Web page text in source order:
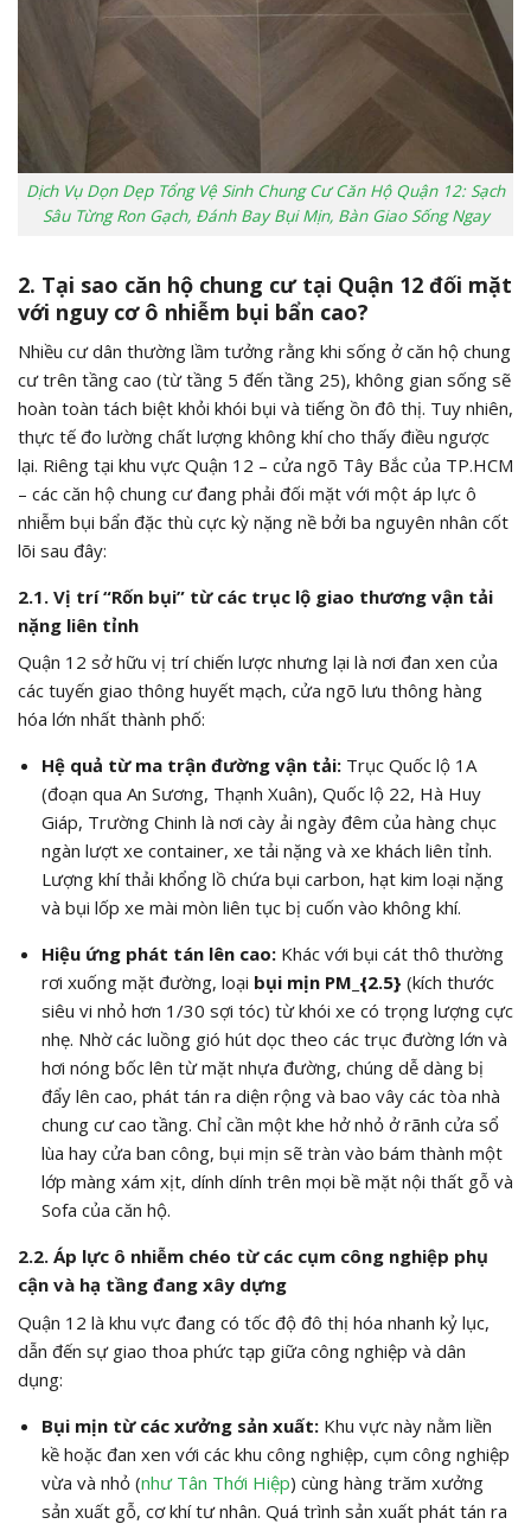
Dịch Vụ Dọn Dẹp Tổng Vệ Sinh Chung Cư Căn Hộ Quận 12: Sạch
Sâu Từng Ron Gạch, Đánh Bay Bụi Mịn, Bàn Giao Sống Ngay
2. Tại sao căn hộ chung cư tại Quận 12 đối mặt
với nguy cơ ô nhiễm bụi bẩn cao?
Nhiều cư dân thường lầm tưởng rằng khi sống ở căn hộ chung
cư trên tầng cao (từ tầng 5 đến tầng 25), không gian sống sẽ
hoàn toàn tách biệt khỏi khói bụi và tiếng ồn đô thị. Tuy nhiên,
thực tế đo lường chất lượng không khí cho thấy điều ngược
lại. Riêng tại khu vực Quận 12 – cửa ngõ Tây Bắc của TP.HCM
– các căn hộ chung cư đang phải đối mặt với một áp lực ô
nhiễm bụi bẩn đặc thù cực kỳ nặng nề bởi ba nguyên nhân cốt
lõi sau đây:
2.1. Vị trí “Rốn bụi” từ các trục lộ giao thương vận tải
nặng liên tỉnh
Quận 12 sở hữu vị trí chiến lược nhưng lại là nơi đan xen của
các tuyến giao thông huyết mạch, cửa ngõ lưu thông hàng
hóa lớn nhất thành phố:
Hệ quả từ ma trận đường vận tải:Trục Quốc lộ 1A
(đoạn qua An Sương, Thạnh Xuân), Quốc lộ 22, Hà Huy
Giáp, Trường Chinh là nơi cày ải ngày đêm của hàng chục
ngàn lượt xe container, xe tải nặng và xe khách liên tỉnh.
Lượng khí thải khổng lồ chứa bụi carbon, hạt kim loại nặng
và bụi lốp xe mài mòn liên tục bị cuốn vào không khí.
Hiệu ứng phát tán lên cao:Khác với bụi cát thô thường
rơi xuống mặt đường, loại bụi mịn PM_{2.5} (kích thước
siêu vi nhỏ hơn 1/30 sợi tóc) từ khói xe có trọng lượng cực
nhẹ. Nhờ các luồng gió hút dọc theo các trục đường lớn và
hơi nóng bốc lên từ mặt nhựa đường, chúng dễ dàng bị
đẩy lên cao, phát tán ra diện rộng và bao vây các tòa nhà
chung cư cao tầng. Chỉ cần một khe hở nhỏ ở rãnh cửa sổ
lùa hay cửa ban công, bụi mịn sẽ tràn vào bám thành một
lớp màng xám xịt, dính dính trên mọi bề mặt nội thất gỗ và
Sofa của căn hộ.
2.2. Áp lực ô nhiễm chéo từ các cụm công nghiệp phụ
cận và hạ tầng đang xây dựng
Quận 12 là khu vực đang có tốc độ đô thị hóa nhanh kỷ lục,
dẫn đến sự giao thoa phức tạp giữa công nghiệp và dân
dụng:
Bụi mịn từ các xưởng sản xuất:Khu vực này nằm liền
kề hoặc đan xen với các khu công nghiệp, cụm công nghiệp
vừa và nhỏ (như Tân Thới Hiệp) cùng hàng trăm xưởng
sản xuất gỗ, cơ khí tư nhân. Quá trình sản xuất phát tán ra